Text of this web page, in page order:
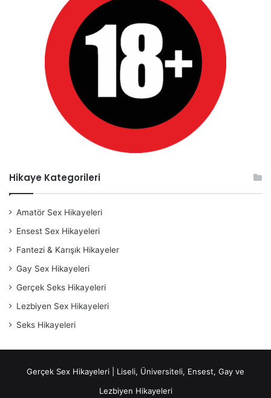
Hikaye Kategorileri
Amatör Sex Hikayeleri
Ensest Sex Hikayeleri
Fantezi & Karışık Hikayeler
Gay Sex Hikayeleri
Gerçek Seks Hikayeleri
Lezbiyen Sex Hikayeleri
Seks Hikayeleri
Gerçek Sex Hikayeleri | Liseli, Üniversiteli, Ensest, Gay ve
Lezbiyen Hikayeleri